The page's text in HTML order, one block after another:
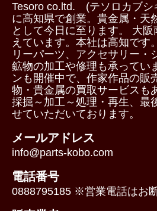
Tesoro co.ltd. (テソロカブシ
に高知県で創業。貴金属・天
として今日に至ります。 大
えています。本社は高知です
リーパーツ、アクセサリー・
鉱物の加工や修理も承ってい
ンも開催中で、作家作品の販
物・貴金属の買取サービスも
採掘～加工～処理・再生、最
せていただいております。
メールアドレス
info@parts-kobo.com
電話番号
0888795185 ※営業電話はお断